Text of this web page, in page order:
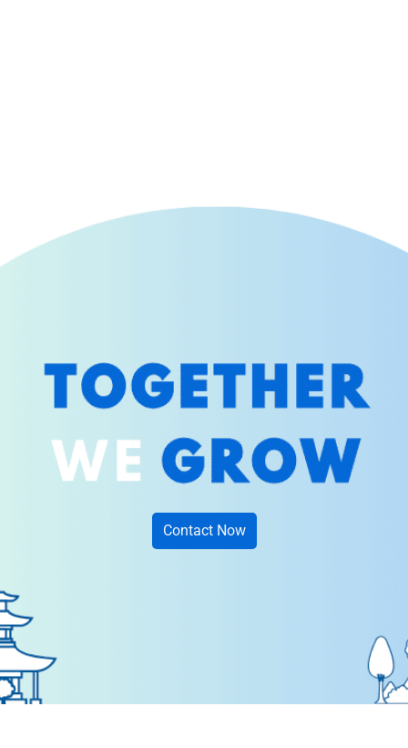
Contact Now